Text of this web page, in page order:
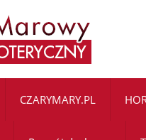
CZARYMARY.PL